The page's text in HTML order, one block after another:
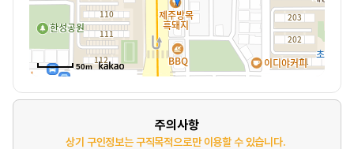
50m
주의사항
상기 구인정보는 구직목적으로만 이용할 수 있습니다.